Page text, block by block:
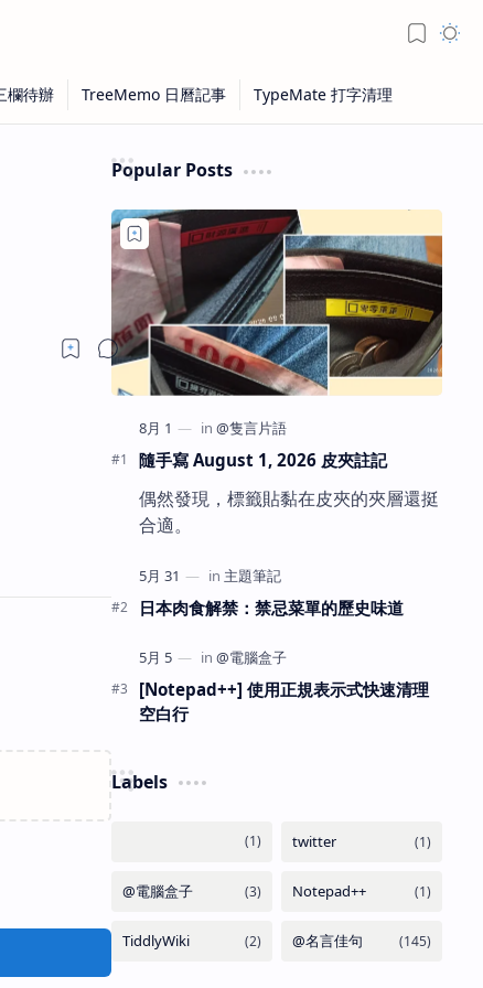
Popular Posts
隨手寫 August 1, 2026 皮夾註記
偶然發現，標籤貼黏在皮夾的夾層還挺
合適。
日本肉食解禁：禁忌菜單的歷史味道
[Notepad++] 使用正規表示式快速清理
空白行
Labels